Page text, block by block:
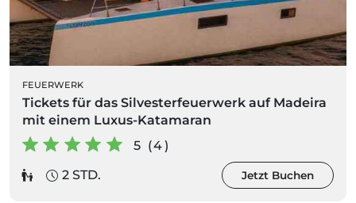
FEUERWERK
Tickets für das Silvesterfeuerwerk auf Madeira
mit einem Luxus-Katamaran
5 (4)
2 STD.
Jetzt Buchen